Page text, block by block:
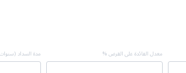
معدل الفائدة على القرض % مدة السداد